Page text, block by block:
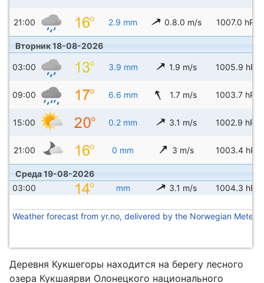
21:00 2.9 mm 0.8.0 m/s 1007.0 hPa
Вторник 18-08-2026
03:00 3.9 mm 1.9 m/s 1005.9 hPa
09:00 6.6 mm 1.7 m/s 1003.7 hPa
15:00 0.2 mm 3.1 m/s 1002.9 hPa
21:00 0 mm 3 m/s 1003.4 hPa
Среда 19-08-2026
03:00
mm 3.1 m/s 1004.3 hPa
Weather forecast from yr.no, delivered by the Norwegian
Деревня Кукшегоры находится на берегу лесного
озера Кукшаярви Олонецкого национального